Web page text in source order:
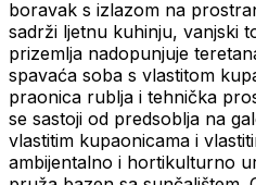
boravak s izlazom na
sadrži ljetnu kuhinju, vanjski
prizemlja nadopunjuje
spavaća soba s vlastitom
praonica rublja i tehnička
se sastoji od predsoblja na
vlastitim kupaonicama i
ambijentalno i hortikulturno